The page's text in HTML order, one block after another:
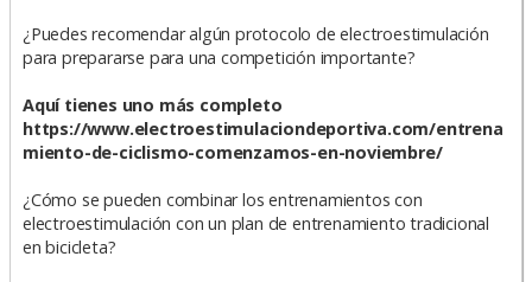
¿Puedes recomendar algún protocolo de electroestimulación
para prepararse para una competición importante?
Aquí tienes uno más completo
https://www.electroestimulaciondeportiva.com/entrena
miento-de-ciclismo-comenzamos-en-noviembre/
¿Cómo se pueden combinar los entrenamientos con
electroestimulación con un plan de entrenamiento tradicional
en bicicleta?